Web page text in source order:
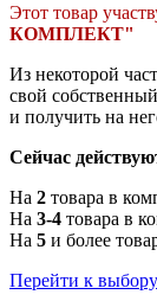
Этот товар
КОМПЛЕКТ"
Из некоторой
свой
и получить на
Сейчас
На 2 товара в
На 3-4 товара в
На 5 и более
Перейти к